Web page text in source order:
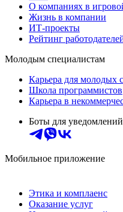
О компаниях в
Жизнь в компании
ИТ-проекты
Рейтинг
Молодым специалистам
Карьера для молодых
Школа программистов
Карьера в
Боты для уведомлений
Мобильное приложение
Этика и комплаенс
Оказание услуг